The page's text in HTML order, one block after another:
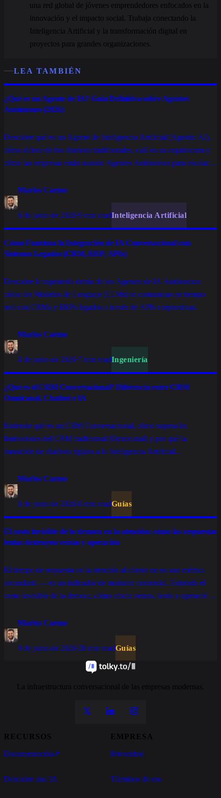
una red global de jóvenes emprendedores enfocados en la
innovación y el impacto social. Trabaja conectando la
Inteligencia Artificial y la transformación digital en
proyectos para grandes organizaciones.
LEA TAMBIÉN
¿Qué es un Agente de IA? Guía Definitiva sobre Agentes
Autónomos (2026)
Descubre qué es un Agente de Inteligencia Artificial (Agentic AI),
cómo difiere de los chatbots tradicionales, cuál es su arquitectura y
cómo las empresas están usando Agentes Autónomos para escalar
Marlos Carmo
6 de junio de 2026·9 min readInteligencia Artificial
Cómo Funciona la Integración de IA Conversacional con
Sistemas Legados (CRM, ERP, APIs)
Descubre la ingeniería detrás de los Agentes de IA Autónomos:
cómo los Modelos de Lenguaje (LLMs) se comunican en tiempo
real con CRMs y ERPs legados a través de APIs corporativas.
Marlos Carmo
6 de junio de 2026·7 min readIngeniería
¿Qué es el CRM Conversacional? Diferencia entre CRM
Omnicanal, Chatbot e IA
Entiende qué es un CRM Conversacional, cómo supera las
limitaciones del CRM tradicional (Omnicanal) y por qué la
transición de chatbots rígidos a la Inteligencia Artificial
Marlos Carmo
6 de junio de 2026·8 min readGuías
El costo invisible de la demora en la atención: cómo las respuestas
lentas destruyen ventas y operación
El tiempo de respuesta en la atención al cliente no es una métrica
secundaria — es un indicador de madurez comercial. Entienda el
costo invisible de la demora, cómo afecta ventas, leads y operación,
Marlos Carmo
9 de junio de 2026·28 min readGuías
La infraestructura conversacional de las empresas modernas.
RECURSOS
Documentación↗
Descubre una IA
EMPRESA
Privacidad
Términos de uso